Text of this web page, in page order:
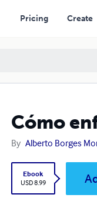
Pricing Create
Cómo
By Alberto Borges
Ebook
USD 8.99